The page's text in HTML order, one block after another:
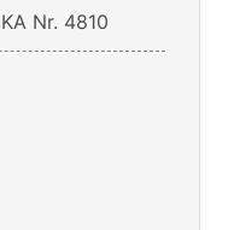
Nr. 4810